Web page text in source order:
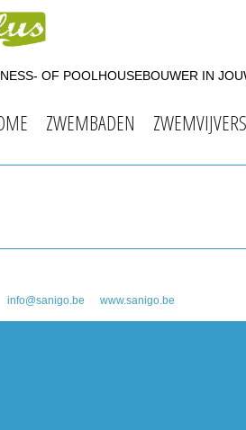
OF POOLHOUSEBOUWER IN
ZWEMBADEN ZWEMVIJVERS
info@sanigo.be www.sanigo.be